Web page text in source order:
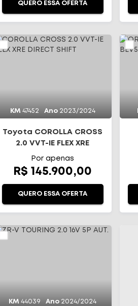
QUERO ESSA OFERTA
KM 47452 Ano 2023/2024
Toyota COROLLA CROSS
2.0 VVT-IE FLEX XRE
DIRECT SHIFT
Por apenas
R$ 145.900,00
QUERO ESSA OFERTA
KM 44039 Ano 2024/2024